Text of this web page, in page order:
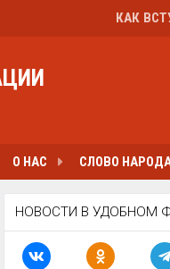
КАК
О НАС СЛОВО
НОВОСТИ В УДОБНОМ